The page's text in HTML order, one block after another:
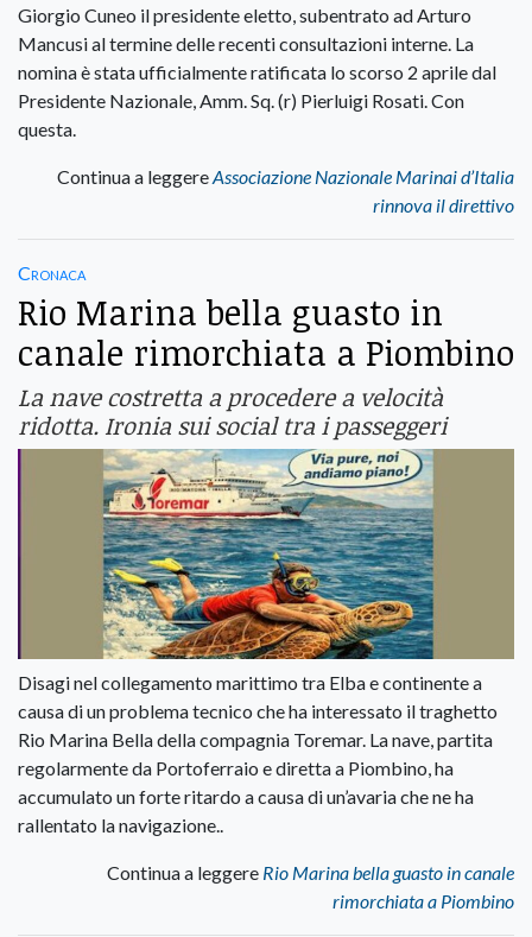
Giorgio Cuneo il presidente eletto, subentrato ad Arturo
Mancusi al termine delle recenti consultazioni interne. La
nomina è stata ufficialmente ratificata lo scorso 2 aprile dal
Presidente Nazionale, Amm. Sq. (r) Pierluigi Rosati. Con
questa.
Continua a leggereAssociazione Nazionale Marinai d’Italia
rinnova il direttivo
Cronaca
Rio Marina bella guasto in
canale rimorchiata a Piombino
La nave costretta a procedere a velocità
ridotta. Ironia sui social tra i passeggeri
Disagi nel collegamento marittimo tra Elba e continente a
causa di un problema tecnico che ha interessato il traghetto
Rio Marina Bella della compagnia Toremar. La nave, partita
regolarmente da Portoferraio e diretta a Piombino, ha
accumulato un forte ritardo a causa di un’avaria che ne ha
rallentato la navigazione..
Continua a leggere Rio Marina bella guasto in canale
rimorchiata a Piombino